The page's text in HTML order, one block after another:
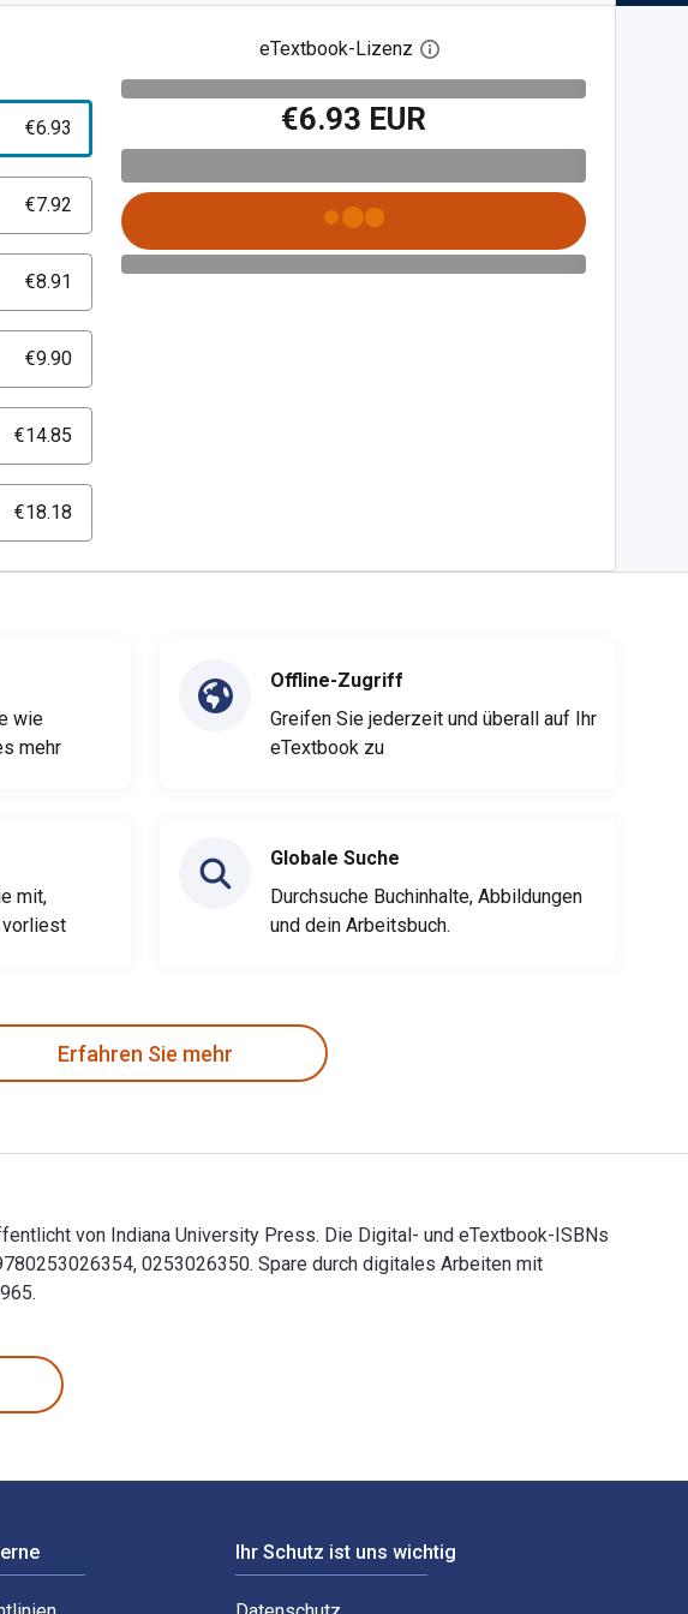
€6.93
€7.92
€8.91
€9.90
€14.85
€18.18
eTextbook-Lizenz Digitalen Lizenzdialog öffnen
€6.93 EUR
wie
mehr
mit,
vorliest
Offline-Zugriff
Greifen Sie jederzeit und überall auf Ihr
eTextbook zu
Globale Suche
Durchsuche Buchinhalte, Abbildungen
und dein Arbeitsbuch.
Erfahren Sie mehr
von Indiana University Press. Die Digital- und eTextbook-ISBNs
0253026350. Spare durch digitales Arbeiten mit
Ihr Schutz ist uns wichtig